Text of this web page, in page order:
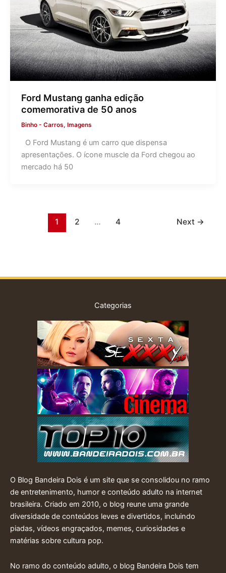
Ford Mustang ganha edição
comemorativa de 50 anos
Binho - Carros, Imagens
O Ford Mustang é um carro que dispensa
apresentações. O ícone muscle da Ford chegou ao
mercado há 50
1 2 … 4 Next →
Categorias
O Blog Bandeira Dois é um site que se consolidou no ramo
de entretenimento, humor e conteúdo adulto na internet
brasileira. Criado em 2010, o blog reune uma grande
diversidade de conteúdos leves e divertidos, incluindo
piadas, vídeos engraçados, memes, curiosidades e
matérias sobre cultura pop.
No ramo do conteúdo adulto, o blog Bandeira Dois tem